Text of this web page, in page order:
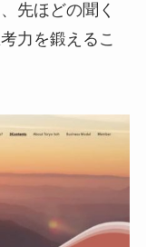
先ほどの聞く
力を鍛えるこ